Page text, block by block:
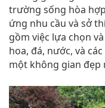
trường sống hòa
ứng nhu cầu và sở
gồm việc lựa chọn
hoa, đá, nước, và
một không gian đẹp